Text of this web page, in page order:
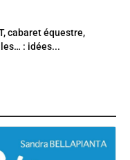
cabaret équestre,
: idées...